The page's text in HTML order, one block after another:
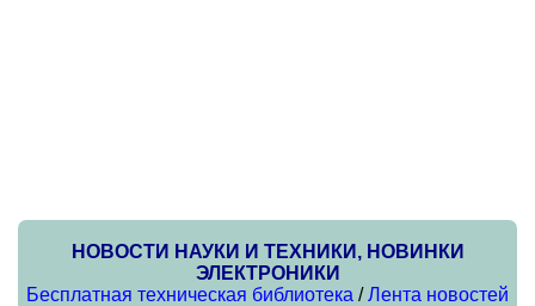
НОВОСТИ НАУКИ И ТЕХНИКИ, НОВИНКИ
ЭЛЕКТРОНИКИ
Бесплатная техническая библиотека /Лента новостей